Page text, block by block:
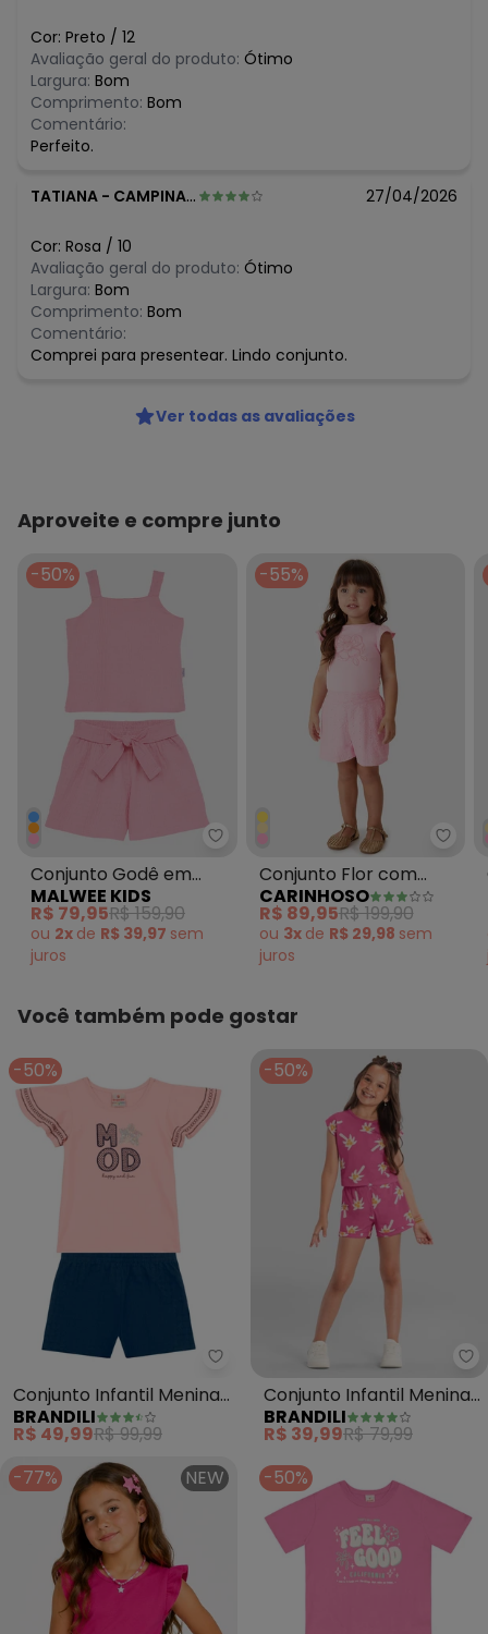
junho/2026
maio/2026
abril/2026
março/2026
fevereiro/2026
Cor: Preto / 12
Avaliação geral do produto: Ótimo
Largura: Bom
Comprimento: Bom
Comentário:
Perfeito.
TATIANA - CAMPINAS - SP 27/04/2026
Cor: Rosa / 10
Avaliação geral do produto: Ótimo
Largura: Bom
Comprimento: Bom
Comentário:
Comprei para presentear. Lindo conjunto.
Ver todas as avaliações
Aproveite e compre junto
-50%
Malwee Kids - Conjunto Godê
Conjunto Godê em
Malha Texturizada
Rosa
MALWEE KIDS
R$ 79,95R$ 159,90
ou 2x de R$ 39,97 sem
juros
-55%
Conjunto Flor com
Bordado Menina Rosa
Claro
CARINHOSO
R$ 89,95R$ 199,90
ou 3x de R$ 29,98 sem
juros
Você também pode gostar
-50%
Brandili - Conjunto Infantil
Conjunto Infantil Menina
Brilhante (Rosa)
BRANDILI
R$ 49,99R$ 99,99
-50%
Conjunto Infantil Menina
de Coqueiros (Rosa)
BRANDILI
R$ 39,99R$ 79,99
-77%
NEW -50%